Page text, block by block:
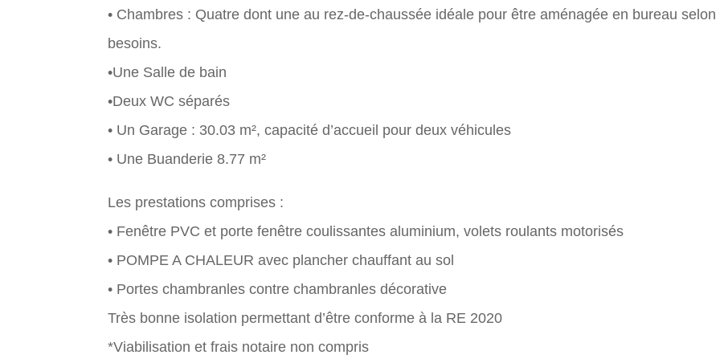
• Chambres : Quatre dont une au rez-de-chaussée idéale pour être aménagée en bureau selon
besoins.
•Une Salle de bain
•Deux WC séparés
• Un Garage : 30.03 m², capacité d’accueil pour deux véhicules
• Une Buanderie 8.77 m²
Les prestations comprises :
• Fenêtre PVC et porte fenêtre coulissantes aluminium, volets roulants motorisés
• POMPE A CHALEUR avec plancher chauffant au sol
• Portes chambranles contre chambranles décorative
Très bonne isolation permettant d’être conforme à la RE 2020
*Viabilisation et frais notaire non compris